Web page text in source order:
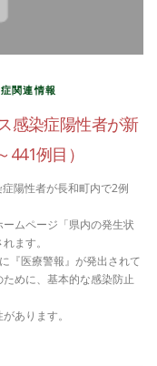
関連情報
感染症陽性者が新
例目）
陽性者が長和町内で2例
ムページ「県内の発生状
ます。
『医療警報』が発出されて
めに、基本的な感染防止
あります。